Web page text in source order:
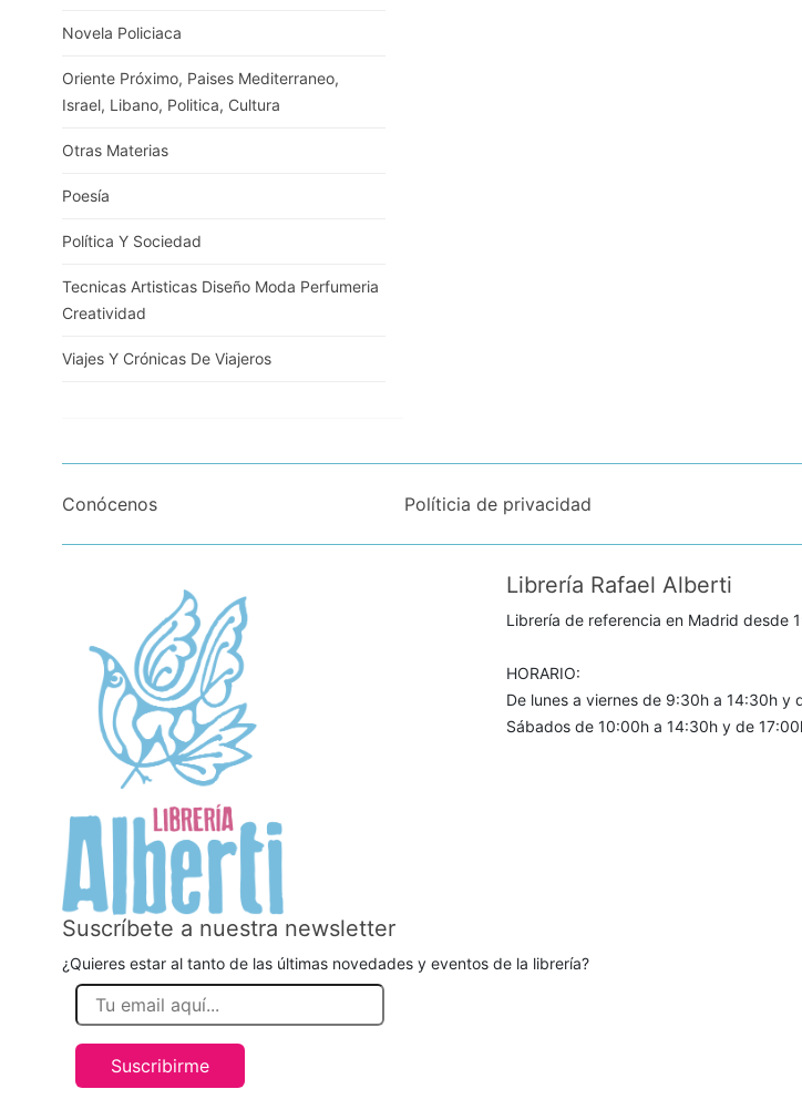
Novela Policiaca
Oriente Próximo, Paises Mediterraneo,
Israel, Libano, Politica, Cultura
Otras Materias
Poesía
Política Y Sociedad
Tecnicas Artisticas Diseño Moda Perfumeria
Creatividad
Viajes Y Crónicas De Viajeros
Conócenos Políticia de privacidad
Librería Rafael Alberti
Librería de referencia en Madrid desde
HORARIO:
De lunes a viernes de 9:30h a 14:30h y
Sábados de 10:00h a 14:30h y de
Suscríbete a nuestra newsletter
¿Quieres estar al tanto de las últimas novedades y eventos de la librería?
Suscribirme